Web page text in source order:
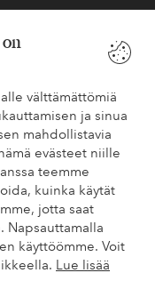
välttämättömiä
ja sinua
mahdollistavia
evästeet niille
teemme
kuinka käytät
jotta saat
Napsauttamalla
käyttöömme. Voit
Lue lisää
tai erissä
Youtube